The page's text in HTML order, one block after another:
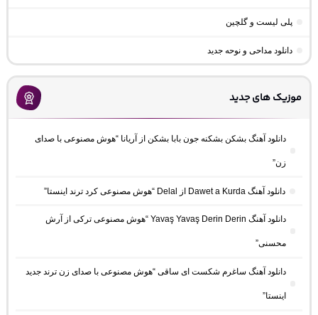
پلی لیست و گلچین
دانلود مداحی و نوحه جدید
موزیک های جدید
دانلود آهنگ بشکن بشکنه جون بابا بشکن از آریانا “هوش مصنوعی با صدای
زن”
دانلود آهنگ Dawet a Kurda از Delal “هوش مصنوعی کرد ترند اینستا”
دانلود آهنگ Yavaş Yavaş Derin Derin “هوش مصنوعی ترکی از آرش
محسنی”
دانلود آهنگ ساغرم شکست ای ساقی “هوش مصنوعی با صدای زن ترند جدید
اینستا”